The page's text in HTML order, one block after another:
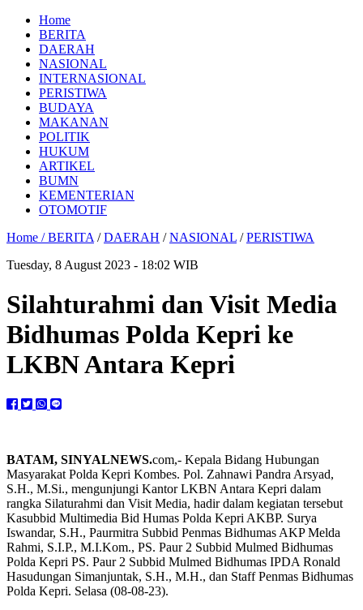
Home
BERITA
DAERAH
NASIONAL
INTERNASIONAL
PERISTIWA
BUDAYA
MAKANAN
POLITIK
HUKUM
ARTIKEL
BUMN
KEMENTERIAN
OTOMOTIF
Home /BERITA /DAERAH /NASIONAL /PERISTIWA
Tuesday, 8 August 2023 - 18:02 WIB
Silahturahmi dan Visit Media
Bidhumas Polda Kepri ke
LKBN Antara Kepri
BATAM, SINYALNEWS.com,- Kepala Bidang Hubungan
Masyarakat Polda Kepri Kombes. Pol. Zahnawi Pandra Arsyad,
S.H., M.Si., mengunjungi Kantor LKBN Antara Kepri dalam
rangka Silaturahmi dan Visit Media, hadir dalam kegiatan tersebut
Kasubbid Multimedia Bid Humas Polda Kepri AKBP. Surya
Iswandar, S.H., Paurmitra Subbid Penmas Bidhumas AKP Melda
Rahmi, S.I.P., M.I.Kom., PS. Paur 2 Subbid Mulmed Bidhumas
Polda Kepri PS. Paur 2 Subbid Mulmed Bidhumas IPDA Ronald
Hasudungan Simanjuntak, S.H., M.H., dan Staff Penmas Bidhumas
Polda Kepri. Selasa (08-08-23).